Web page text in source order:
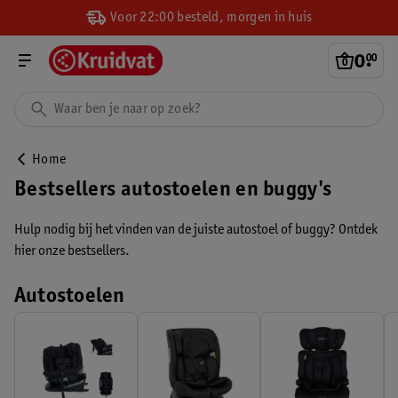
Voor 22:00 besteld, morgen in huis
0.
00
Home
Bestsellers autostoelen en buggy's
Hulp nodig bij het vinden van de juiste autostoel of buggy? Ontdek
hier onze bestsellers.
Autostoelen